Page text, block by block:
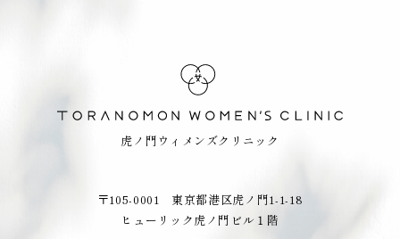
虎ノ門ウィメンズクリニック
〒105-0001 東京都港区虎ノ門1-1-18
ヒューリック虎ノ門ビル１階